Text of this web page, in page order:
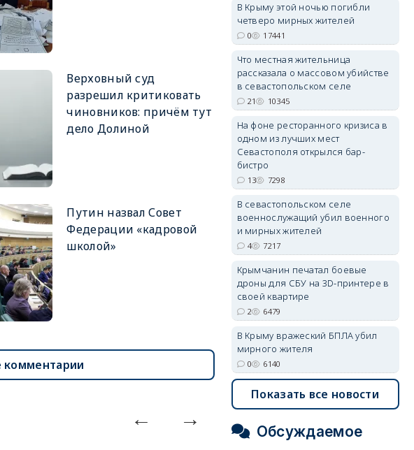
Верховный суд
разрешил критиковать
чиновников: причём тут
дело Долиной
Путин назвал Совет
Федерации «кадровой
школой»
комментарии
erid: 2SDnjcrDNw6
erid: 2SDnjdvhGXG
В Крыму этой ночью погибли
четверо мирных жителей
0 17441
Что местная жительница
рассказала о массовом убийстве
в севастопольском селе
21 10345
На фоне ресторанного кризиса в
одном из лучших мест
Севастополя открылся бар-
бистро
13 7298
В севастопольском селе
военнослужащий убил военного
и мирных жителей
4 7217
Крымчанин печатал боевые
дроны для СБУ на 3D-принтере в
своей квартире
2 6479
В Крыму вражеский БПЛА убил
мирного жителя
0 6140
Показать все новости
Обсуждаемое